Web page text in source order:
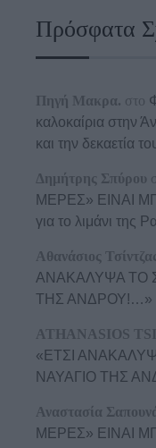
Πρόσφατα
Πηγή Μακρα. στο
καλοκαίρια στην
και την δεκαετία
Δημήτρης Σπύρου
ΜΕΡΕΣ» ΕΙΝΑΙ
για το λιμάνι της
Αθανάσιος
ΑΝΑΚΑΛΥΨΑ ΤΟ
ΤΗΣ ΑΝΔΡΟΥ!…»
ATHANASIOS
«ΕΤΣΙ
ΝΑΥΑΓΙΟ ΤΗΣ
Αναστασία
ΜΕΡΕΣ» ΕΙΝΑΙ